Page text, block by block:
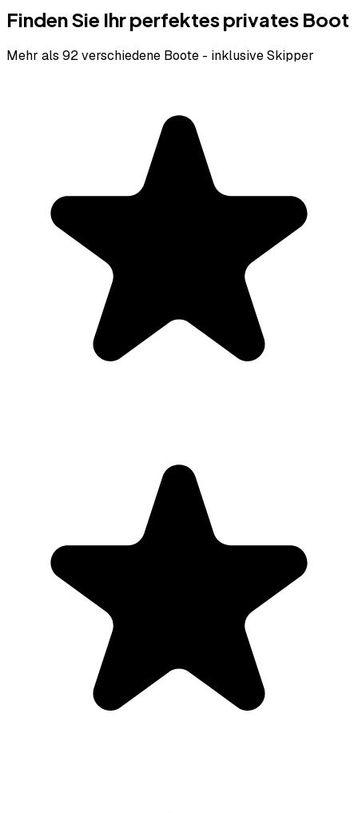
Finden Sie Ihr perfektes privates Boot
Mehr als 92 verschiedene Boote - inklusive Skipper